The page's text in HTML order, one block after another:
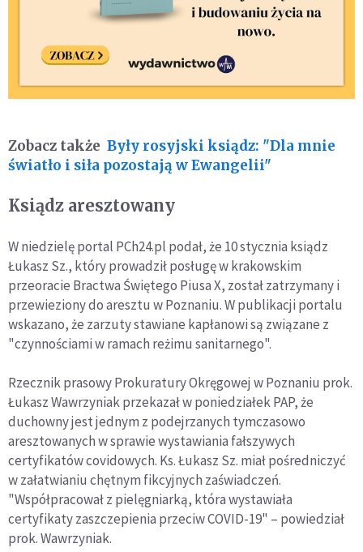
Zobacz także Były rosyjski ksiądz: "Dla mnie
światło i siła pozostają w Ewangelii"
Ksiądz aresztowany
W niedzielę portal PCh24.pl podał, że 10 stycznia ksiądz
Łukasz Sz., który prowadził posługę w krakowskim
przeoracie Bractwa Świętego Piusa X, został zatrzymany i
przewieziony do aresztu w Poznaniu. W publikacji portalu
wskazano, że zarzuty stawiane kapłanowi są związane z
"czynnościami w ramach reżimu sanitarnego".
Rzecznik prasowy Prokuratury Okręgowej w Poznaniu prok.
Łukasz Wawrzyniak przekazał w poniedziałek PAP, że
duchowny jest jednym z podejrzanych tymczasowo
aresztowanych w sprawie wystawiania fałszywych
certyfikatów covidowych. Ks. Łukasz Sz. miał pośredniczyć
w załatwianiu chętnym fikcyjnych zaświadczeń.
"Współpracował z pielęgniarką, która wystawiała
certyfikaty zaszczepienia przeciw COVID-19" – powiedział
prok. Wawrzyniak.